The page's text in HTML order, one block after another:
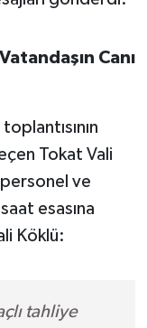
Canı
Tokat Vali
ve
esasına
Köklü:
tahliye